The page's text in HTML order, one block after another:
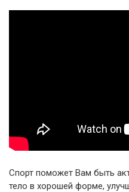
Спорт поможет Вам быть
тело в хорошей форме,